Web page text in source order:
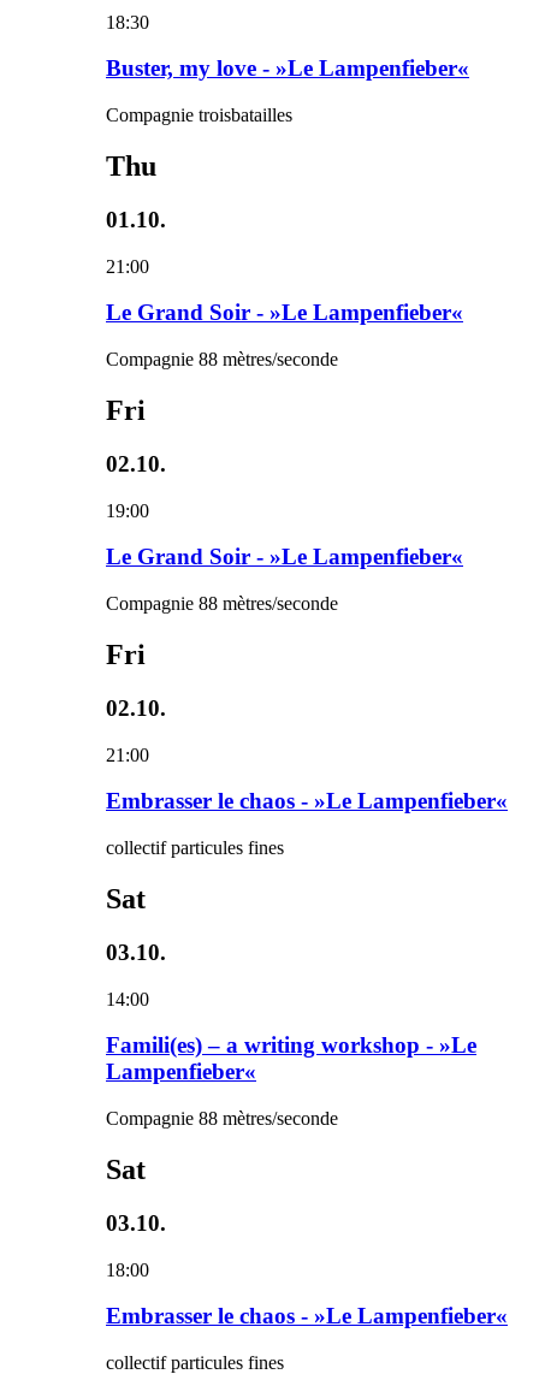
18:30
Buster, my love - »Le Lampenfieber«
Compagnie troisbatailles
Thu
01.10.
21:00
Le Grand Soir - »Le Lampenfieber«
Compagnie 88 mètres/seconde
Fri
02.10.
19:00
Le Grand Soir - »Le Lampenfieber«
Compagnie 88 mètres/seconde
Fri
02.10.
21:00
Embrasser le chaos - »Le Lampenfieber«
collectif particules fines
Sat
03.10.
14:00
Famili(es) – a writing workshop - »Le
Lampenfieber«
Compagnie 88 mètres/seconde
Sat
03.10.
18:00
Embrasser le chaos - »Le Lampenfieber«
collectif particules fines